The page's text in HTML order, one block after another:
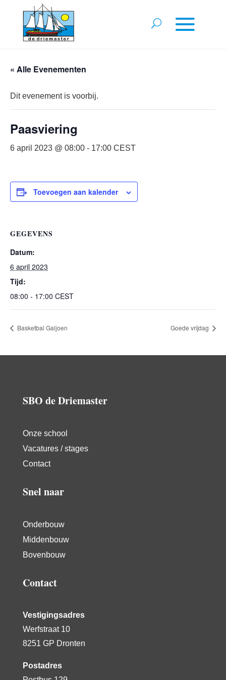
« Alle Evenementen
Dit evenement is voorbij.
Paasviering
6 april 2023 @ 08:00 - 17:00 CEST
Toevoegen aan kalender
GEGEVENS
Datum:
6 april 2023
Tijd:
08:00 - 17:00 CEST
Basketbal Galjoen Goede vrijdag
SBO de Driemaster
Onze school
Vacatures / stages
Contact
Snel naar
Onderbouw
Middenbouw
Bovenbouw
Contact
Vestigingsadres
Werfstraat 10
8251 GP Dronten
Postadres